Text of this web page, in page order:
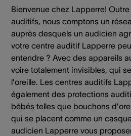
Bienvenue chez Lapperre!
auditifs, nous comptons un
auprès desquels un audicien
votre centre auditif Lapperre
entendre ? Avec des appareils
voire totalement invisibles, qui
l'oreille. Les centres auditifs
également des protections
bébés telles que bouchons
qui se placent comme un
audicien Lapperre vous